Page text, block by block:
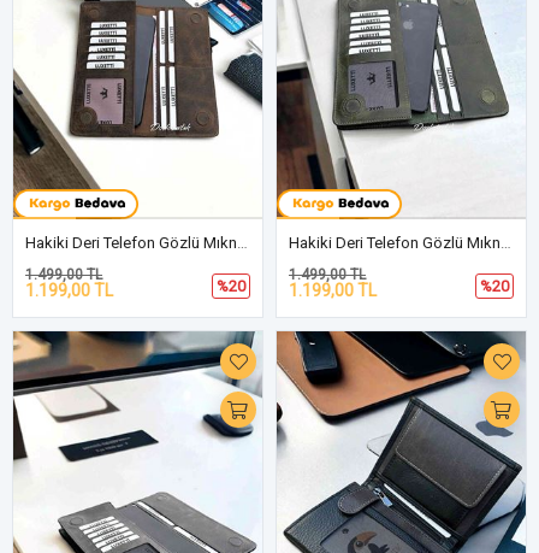
Hakiki Deri Telefon Gözlü Mıknatıslı Kahverengi Cüzdan DD2727
1.199,00 TL
1.499,00 TL
%20
Hakiki Deri Telefon Gözlü Mıknatıslı Yeşil Cüzdan DD2727
1.199,00 TL
1.499,00 TL
%20